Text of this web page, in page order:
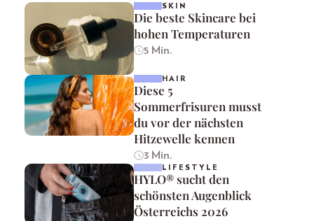
SKIN
Die beste Skincare bei
hohen Temperaturen
5 Min.
HAIR
Diese 5
Sommerfrisuren musst
du vor der nächsten
Hitzewelle kennen
3 Min.
LIFESTYLE
HYLO® sucht den
schönsten Augenblick
Österreichs 2026